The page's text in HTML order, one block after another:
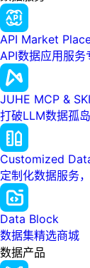
API Market
API数据应用服务
JUHE MCP &
打破LLM数据孤
Customized
定制化数据服务
Data Block
数据集精选商城
数据产品